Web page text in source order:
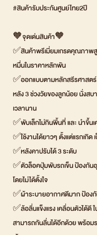
#สินค้ารับประกันศูนย์ไทย2ปี
🧡จุดเด่นสินค้า🧡
✅สินค้าพรีเมี่ยมเกรดคุณภาพ
หมื่นในราคาหลักพัน
✅ออกแบบตามหลักสรีรศาสต
หลัง 3 ช่วงวัยของลูกน้อย นั่งสบ
เวลานาน
✅พับเล็กไม่กินพื้นที่ และ นำขึ้นเ
✅ใช้งานได้ยาวๆ ตั้งแต่แรกเกิด
✅หลังคาปรับได้ 3 ระดับ
✅ตัวล็อคปุ่มพับรถเข็น ป้องกัน
โดยไม่ได้ตั้งใจ
✅ผ้าระบายอากาศดีมาก ป้อง
✅ล้อลื่นแข็งแรง เคลื่อนตัวได้
สามารถกันลื่นได้อีกด้วย พร้อม